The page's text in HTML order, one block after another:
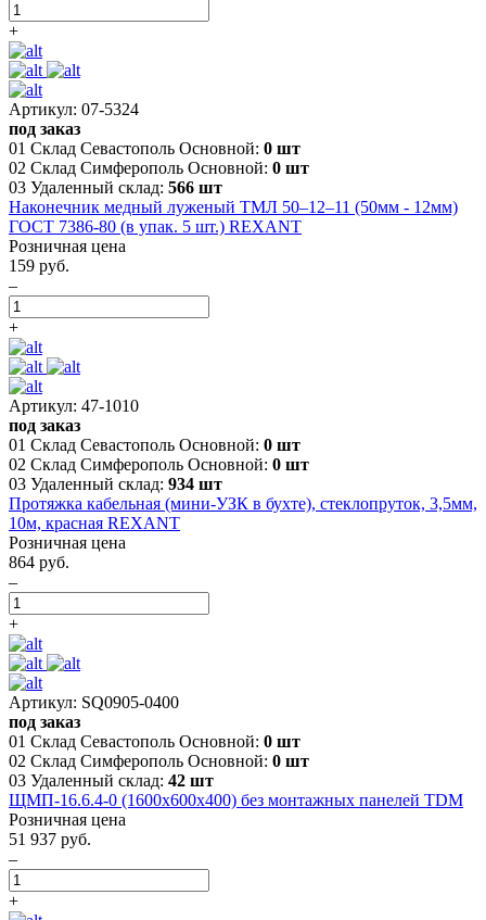
+
Артикул: 07-5324
под заказ
01 Склад Севастополь Основной: 0 шт
02 Склад Симферополь Основной: 0 шт
03 Удаленный склад: 566 шт
Наконечник медный луженый ТМЛ 50–12–11 (50мм - 12мм)
ГОСТ 7386-80 (в упак. 5 шт.) REXANT
Розничная цена
159 руб.
–
+
Артикул: 47-1010
под заказ
01 Склад Севастополь Основной: 0 шт
02 Склад Симферополь Основной: 0 шт
03 Удаленный склад: 934 шт
Протяжка кабельная (мини-УЗК в бухте), стеклопруток, 3,5мм,
10м, красная REXANT
Розничная цена
864 руб.
–
+
Артикул: SQ0905-0400
под заказ
01 Склад Севастополь Основной: 0 шт
02 Склад Симферополь Основной: 0 шт
03 Удаленный склад: 42 шт
ЩМП-16.6.4-0 (1600х600х400) без монтажных панелей TDM
Розничная цена
51 937 руб.
–
+